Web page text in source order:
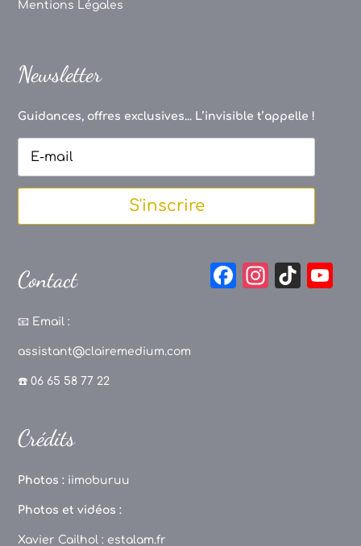
Mentions Légales
Newsletter
Guidances, offres exclusives... L’invisible t’appelle !
S'inscrire
Contact
📧 Email :
assistant@clairemedium.com
☎️ 06 65 58 77 22
F
In Ti
Crédits
Photos : iimoburuu
Photos et vidéos :
Xavier Cailhol : estalam.fr